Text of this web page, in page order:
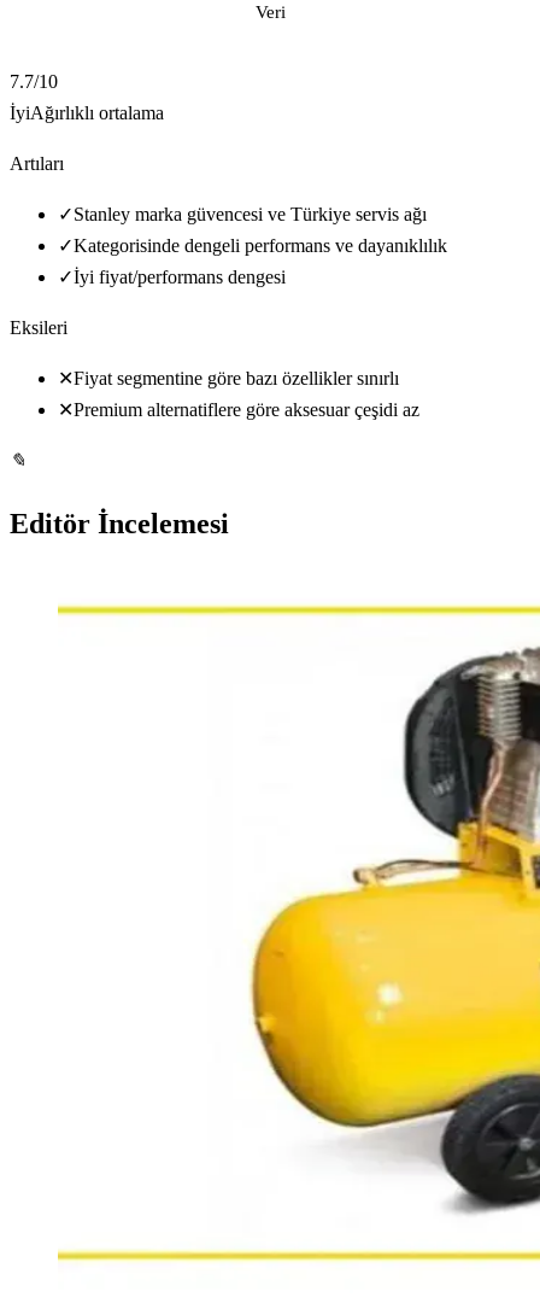
Veri
7.7/10
İyiAğırlıklı ortalama
Artıları
✓Stanley marka güvencesi ve Türkiye servis ağı
✓Kategorisinde dengeli performans ve dayanıklılık
✓İyi fiyat/performans dengesi
Eksileri
✕Fiyat segmentine göre bazı özellikler sınırlı
✕Premium alternatiflere göre aksesuar çeşidi az
✎
Editör İncelemesi